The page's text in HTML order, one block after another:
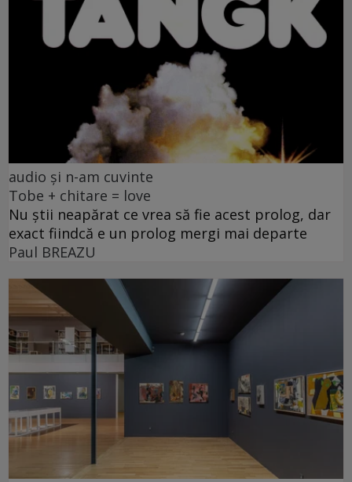
audio și n-am cuvinte
Tobe + chitare = love
Nu știi neapărat ce vrea să fie acest prolog, dar
exact fiindcă e un prolog mergi mai departe
Paul BREAZU